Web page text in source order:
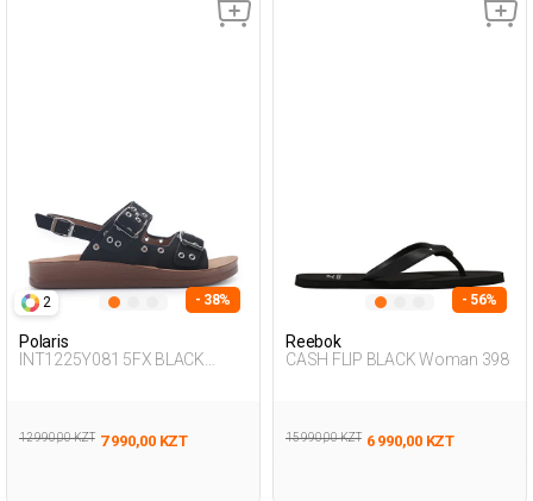
2 - 38%
Polaris
INT1225Y081 5FX BLACK
12 990,00 KZT 7 990,00 KZT
- 56%
Reebok
CASH FLIP BLACK Woman 398
15 990,00 KZT 6 990,00 KZT